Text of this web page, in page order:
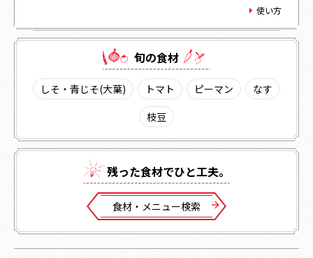
使い方
旬の⾷材
しそ・青じそ(大葉) トマト ピーマン
なす
枝豆
残った⾷材でひと⼯夫。
⾷材・メニュー検索